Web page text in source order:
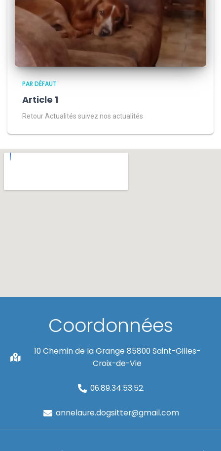
PAR DÉFAUT
Article 1
Retour Actualités suivez nos actualités
Coordonnées
10 Chemin de la Grange 85800 Saint-Gilles-
Croix-de-Vie
06.89.34.53.52.
annelaure.dogsitter@gmail.com